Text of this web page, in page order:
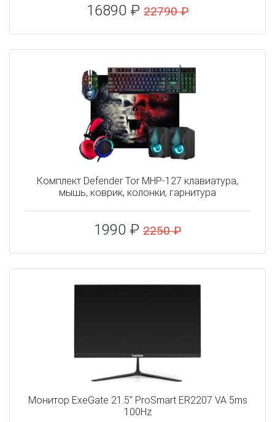
16890 ₽ 22790 ₽
Комплект Defender Tor MHP-127 клавиатура,
мышь, коврик, колонки, гарнитура
1990 ₽ 2250 ₽
Монитор ExeGate 21.5" ProSmart ER2207 VA 5ms
100Hz